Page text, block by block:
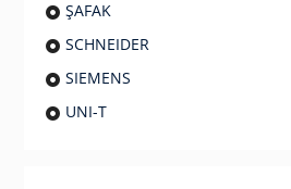
ŞAFAK
SCHNEIDER
SIEMENS
UNI-T